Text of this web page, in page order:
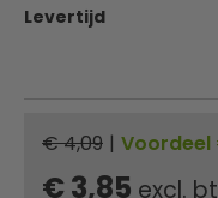
Levertijd
€ 4,09 | Voordeel
€ 3,85 excl.